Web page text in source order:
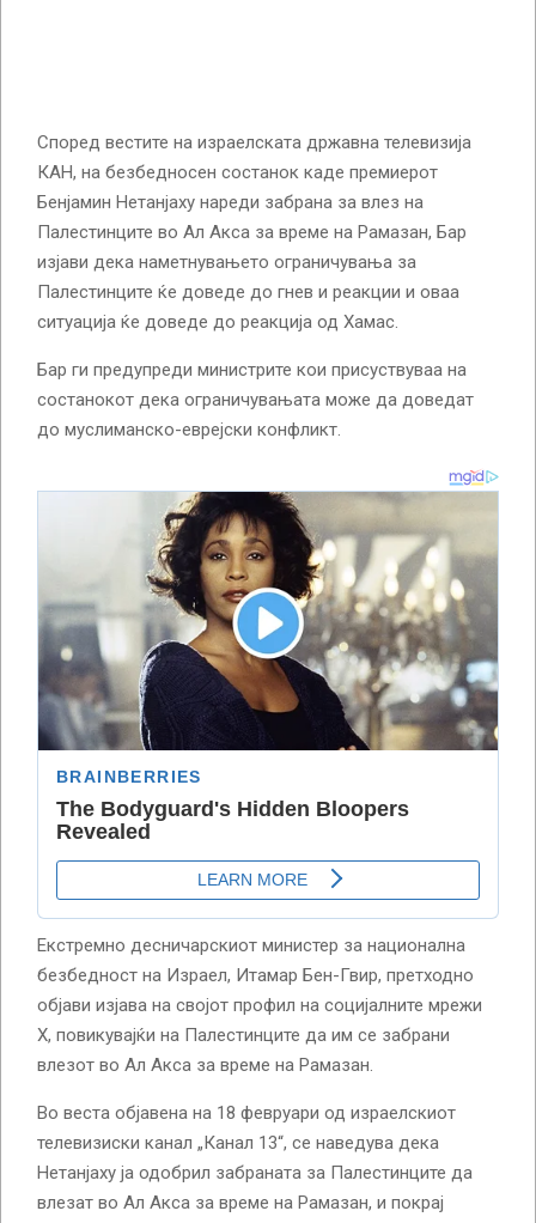
Според вестите на израелската државна телевизија
КАН, на безбедносен состанок каде премиерот
Бенјамин Нетанјаху нареди забрана за влез на
Палестинците во Ал Акса за време на Рамазан, Бар
изјави дека наметнувањето ограничувања за
Палестинците ќе доведе до гнев и реакции и оваа
ситуација ќе доведе до реакција од Хамас.
Бар ги предупреди министрите кои присуствуваа на
состанокот дека ограничувањата може да доведат
до муслиманско-еврејски конфликт.
Екстремно десничарскиот министер за национална
безбедност на Израел, Итамар Бен-Гвир, претходно
објави изјава на својот профил на социјалните мрежи
X, повикувајќи на Палестинците да им се забрани
влезот во Ал Акса за време на Рамазан.
Во веста објавена на 18 февруари од израелскиот
телевизиски канал „Канал 13“, се наведува дека
Нетанјаху ја одобрил забраната за Палестинците да
влезат во Ал Акса за време на Рамазан, и покрај